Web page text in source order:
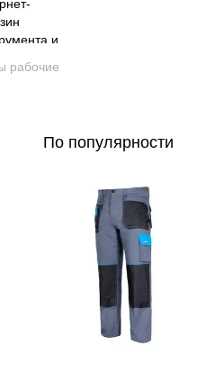
рабочие
По популярности